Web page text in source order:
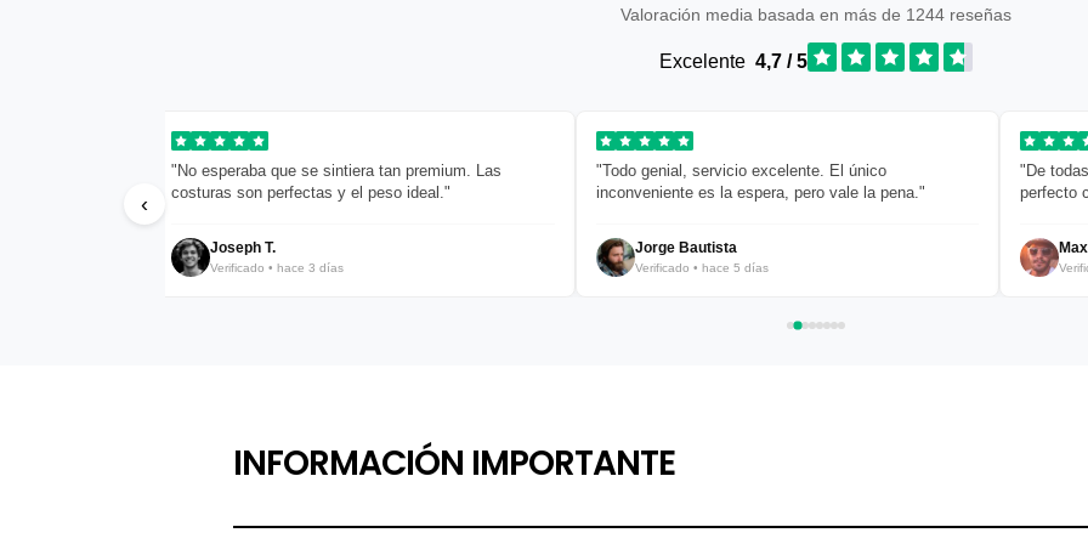
Valoración media basada en más de 1244 reseñas
Excelente 4,7 / 5
‹
"No esperaba que se sintiera tan premium. Las
costuras son perfectas y el peso ideal."
Joseph T.
Verificado • hace 3 días
"Todo genial, servicio excelente. El único
inconveniente es la espera, pero vale la pena."
Jorge Bautista
Verificado • hace 5 días
"De
perfecto
INFORMACIÓN IMPORTANTE